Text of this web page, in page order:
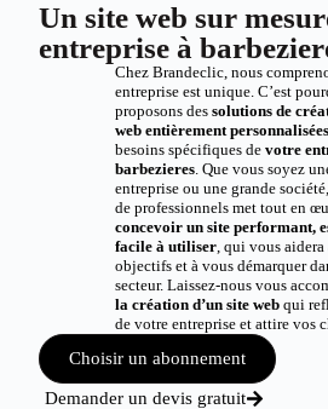
Un site web sur
entreprise à
Chez Brandeclic, nous
entreprise est unique. C’est
proposons des solutions de
web entièrement personnalisées
besoins spécifiques de votre
barbezieres. Que vous soyez
entreprise ou une grande
de professionnels met tout en
concevoir un site performant,
facile à utiliser, qui vous
objectifs et à vous démarquer
secteur. Laissez-nous vous
la création d’un site webqui
de votre entreprise et attire vos
Choisir un abonnement
Demander un devis gratuit